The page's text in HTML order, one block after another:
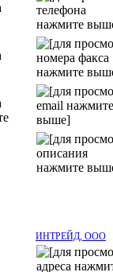
ИНТРЕЙД, ООО